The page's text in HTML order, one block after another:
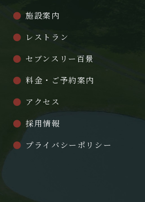
施設案内
レストラン
セブンスリー百景
料金・ご予約案内
アクセス
採用情報
プライバシーポリシー